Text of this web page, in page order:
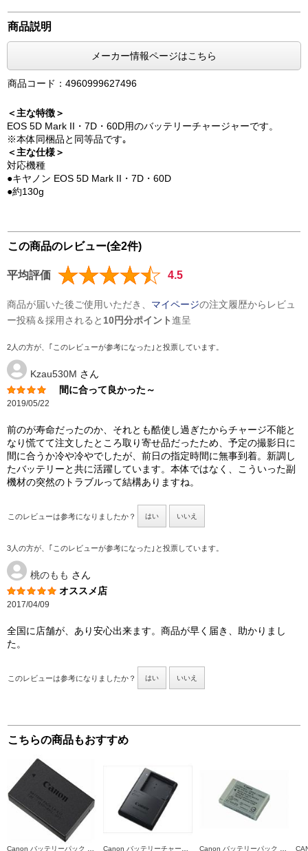
商品説明
メーカー情報ページはこちら
商品コード：4960999627496
＜主な特徴＞
EOS 5D Mark II・7D・60D用のバッテリーチャージャーです。
※本体同梱品と同等品です｡
＜主な仕様＞
対応機種
●キヤノン EOS 5D Mark II・7D・60D
●約130g
この商品のレビュー(全2件)
平均評価 4.5
商品が届いた後ご使用いただき、 マイページの注文履歴からレビュ
ー投稿＆採用されると 10円分ポイント進呈
2人の方が、｢このレビューが参考になった｣と投票しています。
Kzau530M さん
間に合って良かった～
2019/05/22
前のが寿命だったのか、それとも酷使し過ぎたからチャージ不能と
なり慌てて注文したところ取り寄せ品だったため、予定の撮影日に
間に合うか冷や冷やでしたが、前日の指定時間に無事到着。新調し
たバッテリーと共に活躍しています。本体ではなく、こういった副
機材の突然のトラブルって結構ありますね。
このレビューは参考になりましたか？ はい いいえ
3人の方が、｢このレビューが参考になった｣と投票しています。
桃のもも さん
オススメ店
2017/04/09
全国に店舗が、あり安心出来ます。商品が早く届き、助かりまし
た。
このレビューは参考になりましたか？ はい いいえ
こちらの商品もおすすめ